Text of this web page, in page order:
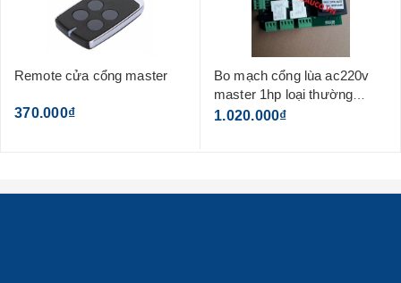
cửa cổng master
Bo mạch cổng lùa ac220v
master 1hp loại thường
(không kèm remote)
1.020.000₫
Bo